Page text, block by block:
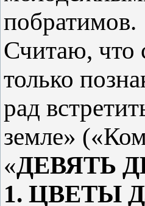
побратимов.
Считаю, что
только
рад
земле»
«ДЕВЯТЬ
1. ЦВЕТЫ